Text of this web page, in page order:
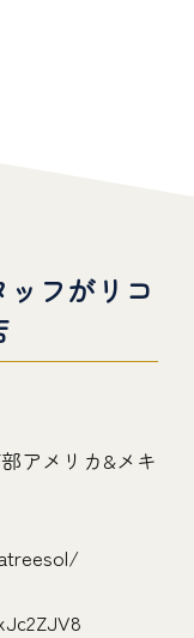
フがリコ
アメリカ&メキ